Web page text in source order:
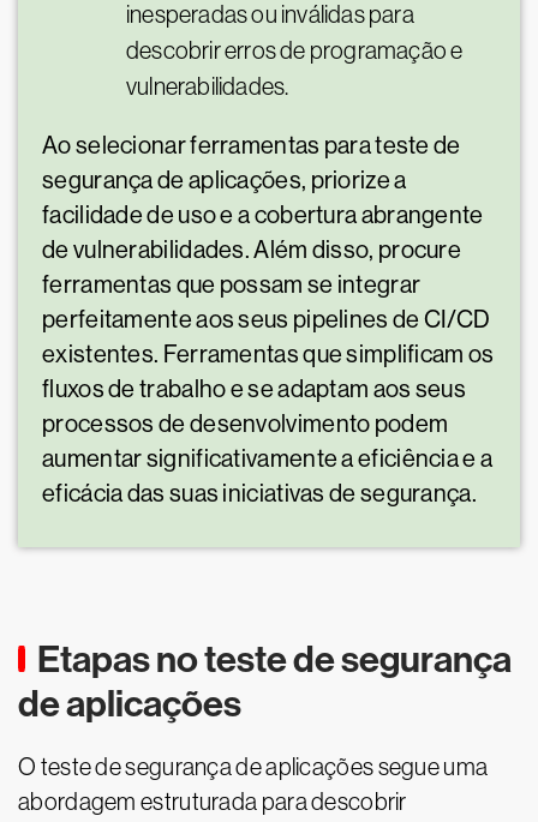
inesperadas ou inválidas para
descobrir erros de programação e
vulnerabilidades.
Ao selecionar ferramentas para teste de
segurança de aplicações, priorize a
facilidade de uso e a cobertura abrangente
de vulnerabilidades. Além disso, procure
ferramentas que possam se integrar
perfeitamente aos seus pipelines de CI/CD
existentes. Ferramentas que simplificam os
fluxos de trabalho e se adaptam aos seus
processos de desenvolvimento podem
aumentar significativamente a eficiência e a
eficácia das suas iniciativas de segurança.
Etapas no teste de segurança
de aplicações
O teste de segurança de aplicações segue uma
abordagem estruturada para descobrir